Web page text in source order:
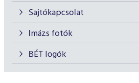
Sajtókapcsolat
Imázs fotók
BÉT logók